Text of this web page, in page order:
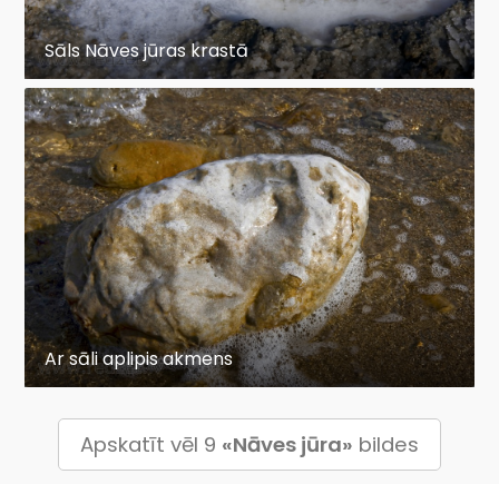
Sāls Nāves jūras krastā
Ar sāli aplipis akmens
Apskatīt vēl 9 «Nāves jūra» bildes